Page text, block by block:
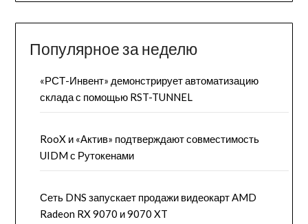
Популярное за неделю
«РСТ-Инвент» демонстрирует автоматизацию
склада с помощью RST-TUNNEL
RooX и «Актив» подтверждают совместимость
UIDM с Рутокенами
Сеть DNS запускает продажи видеокарт AMD
Radeon RX 9070 и 9070 XT